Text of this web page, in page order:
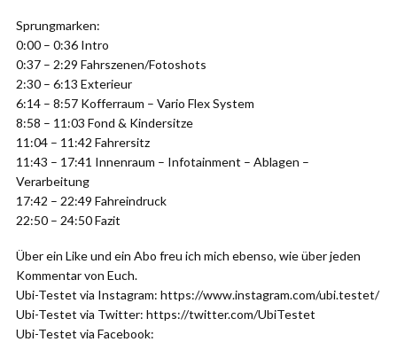
Sprungmarken:
0:00 – 0:36 Intro
0:37 – 2:29 Fahrszenen/Fotoshots
2:30 – 6:13 Exterieur
6:14 – 8:57 Kofferraum – Vario Flex System
8:58 – 11:03 Fond & Kindersitze
11:04 – 11:42 Fahrersitz
11:43 – 17:41 Innenraum – Infotainment – Ablagen –
Verarbeitung
17:42 – 22:49 Fahreindruck
22:50 – 24:50 Fazit
Über ein Like und ein Abo freu ich mich ebenso, wie über jeden
Kommentar von Euch.
Ubi-Testet via Instagram: https://www.instagram.com/ubi.testet/
Ubi-Testet via Twitter: https://twitter.com/UbiTestet
Ubi-Testet via Facebook: